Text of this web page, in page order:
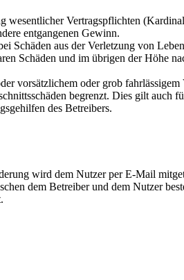
Vertragspflichten
entgangenen Gewinn.
Schäden aus der Verletzung von
Schäden und im übrigen der Höhe
vorsätzlichem oder grob fahrlässigem
begrenzt. Dies gilt auch
des Betreibers.
wird dem Nutzer per E-Mail
dem Betreiber und dem Nutzer